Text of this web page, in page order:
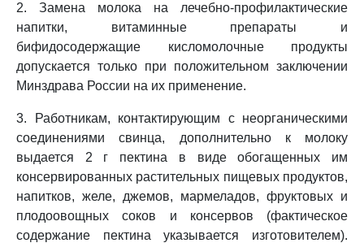
2. Замена молока на лечебно-профилактические
напитки, витаминные препараты и
бифидосодержащие кисломолочные продукты
допускается только при положительном заключении
Минздрава России на их применение.
3. Работникам, контактирующим с неорганическими
соединениями свинца, дополнительно к молоку
выдается 2 г пектина в виде обогащенных им
консервированных растительных пищевых продуктов,
напитков, желе, джемов, мармеладов, фруктовых и
плодоовощных соков и консервов (фактическое
содержание пектина указывается изготовителем).